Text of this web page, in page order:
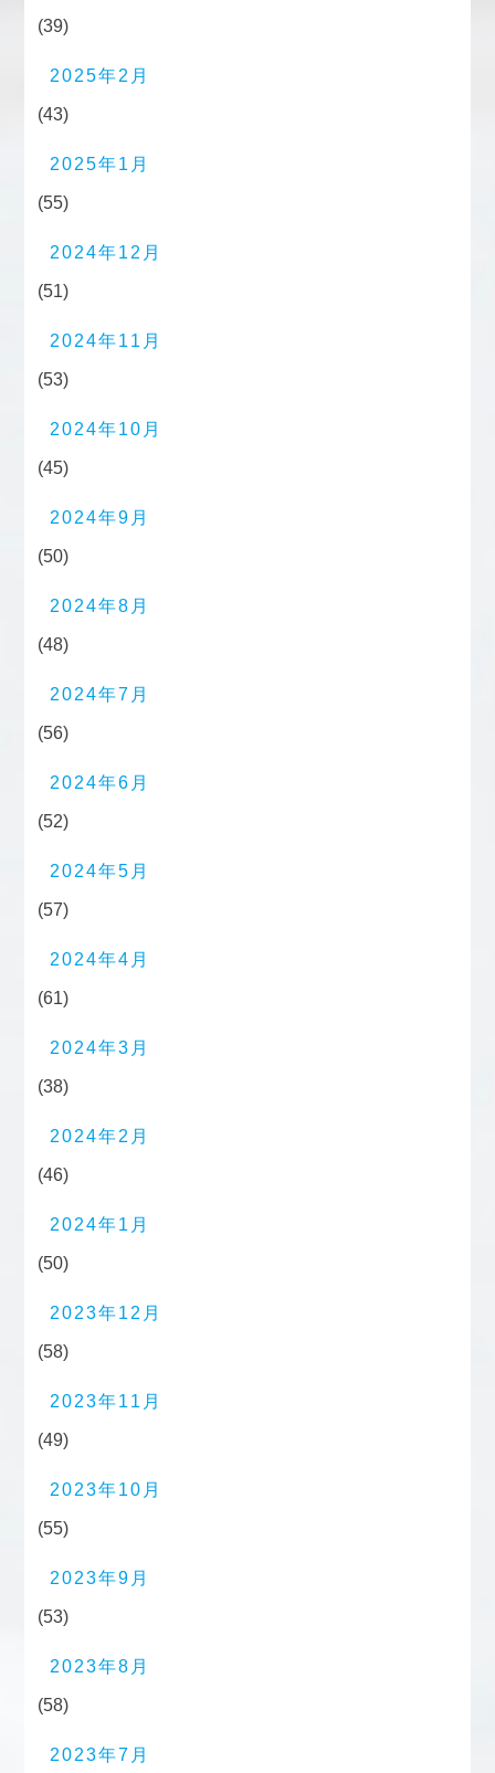
(39)
2025年2月
(43)
2025年1月
(55)
2024年12月
(51)
2024年11月
(53)
2024年10月
(45)
2024年9月
(50)
2024年8月
(48)
2024年7月
(56)
2024年6月
(52)
2024年5月
(57)
2024年4月
(61)
2024年3月
(38)
2024年2月
(46)
2024年1月
(50)
2023年12月
(58)
2023年11月
(49)
2023年10月
(55)
2023年9月
(53)
2023年8月
(58)
2023年7月